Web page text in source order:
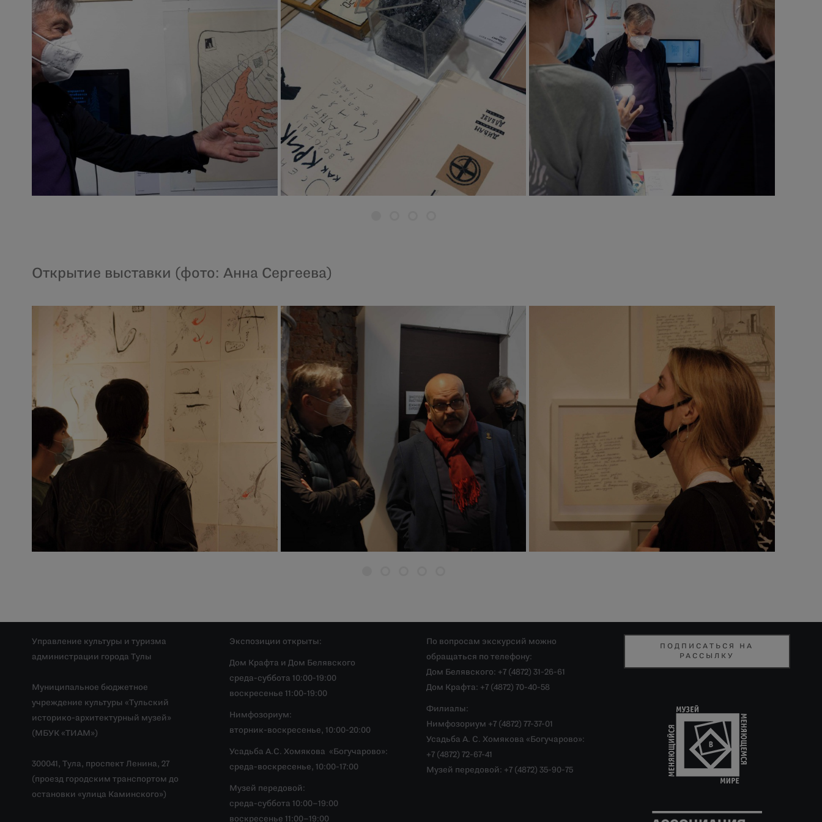
Открытие выставки (фото: Анна Сергеева)
Управление культуры и туризма
администрации города Тулы
Муниципальное бюджетное
учреждение культуры «Тульский
историко-архитектурный музей»
(МБУК «ТИАМ»)
300041, Тула, проспект Ленина, 27
(проезд городским транспортом до
остановки «улица Каминского»)
Экспозиции открыты:
Дом Крафта и Дом Белявского
среда-суббота 10:00-19:00
воскресенье 11:00-19:00
Нимфозориум:
вторник-воскресенье, 10:00-20:00
Усадьба А.С. Хомякова «Богучарово»:
среда-воскресенье, 10:00-17:00
Музей передовой:
среда-суббота 10:00–19:00
воскресенье 11:00–19:00
По вопросам экскурсий можно
обращаться по телефону:
Дом Белявского: +7 (4872) 31-26-61
Дом Крафта: +7 (4872) 70-40-58
Филиалы:
Нимфозориум +7 (4872) 77-37-01
Усадьба А. С. Хомякова «Богучарово»:
+7 (4872) 72-67-41
Музей передовой: +7 (4872) 35-90-75
ПОДПИСАТЬСЯ НА
РАССЫЛКУ